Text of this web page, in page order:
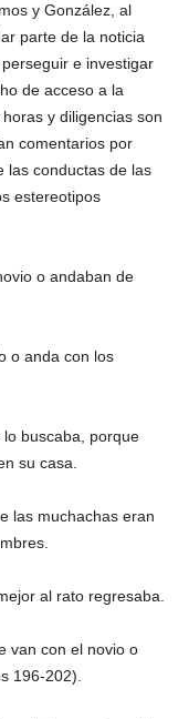
y González, al
parte de la noticia
e investigar
de acceso a la
y diligencias son
comentarios por
las conductas de las
estereotipos
o andaban de
o anda con los
lo buscaba, porque
su casa.
las muchachas eran
al rato regresaba.
van con el novio o
196-202).